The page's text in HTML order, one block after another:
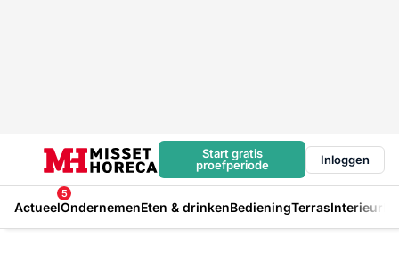
Start gratis
proefperiode
Inloggen
Actueel
5
OndernemenEten & drinkenBedieningTerrasInterieur